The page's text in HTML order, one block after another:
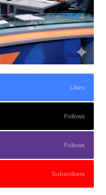
Likes
Follows
Follows
Subscribers